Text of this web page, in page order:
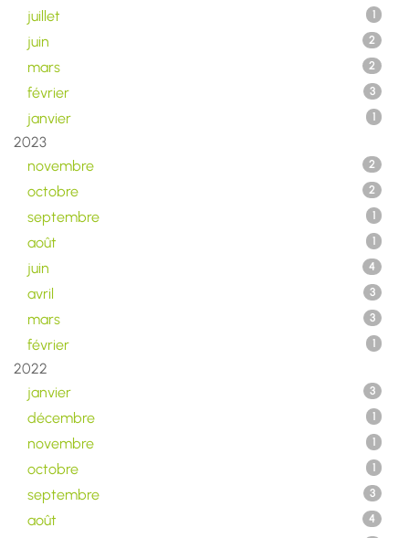
juillet 1
juin 2
mars 2
février 3
janvier 1
2023
novembre
2
octobre 2
septembre 1
août 1
juin 4
avril 3
mars 3
février 1
2022
janvier
3
décembre 1
novembre 1
octobre 1
septembre 3
août 4